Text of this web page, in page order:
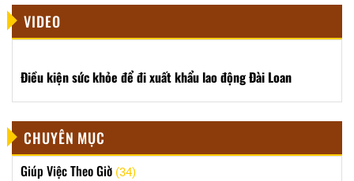
VIDEO
Điều kiện sức khỏe để đi xuất khẩu lao động Đài Loan
CHUYÊN MỤC
Giúp Việc Theo Giờ (34)